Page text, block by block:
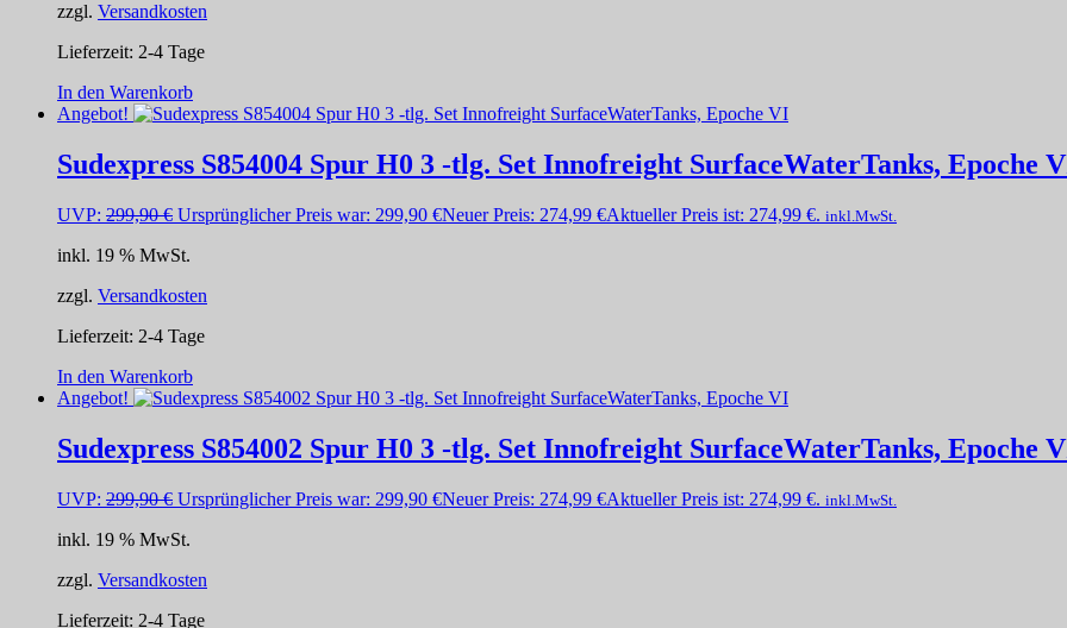
zzgl. Versandkosten
Lieferzeit: 2-4 Tage
In den Warenkorb
Angebot!
Sudexpress S854004 Spur H0 3 -tlg. Set Innofreight SurfaceWaterTanks, Epoche
UVP: 299,90€ Ursprünglicher Preis war: 299,90 €Neuer Preis: 274,99 €Aktueller Preis ist: 274,99 €. inkl.MwSt.
inkl. 19 % MwSt.
zzgl. Versandkosten
Lieferzeit: 2-4 Tage
In den Warenkorb
Angebot!
Sudexpress S854002 Spur H0 3 -tlg. Set Innofreight SurfaceWaterTanks, Epoche
UVP: 299,90€ Ursprünglicher Preis war: 299,90 €Neuer Preis: 274,99 €Aktueller Preis ist: 274,99 €. inkl.MwSt.
inkl. 19 % MwSt.
zzgl. Versandkosten
Lieferzeit: 2-4 Tage